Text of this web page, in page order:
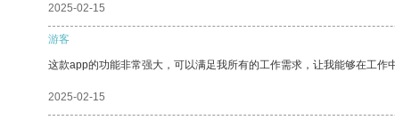
2025-02-15
游客
这款app的功能非常强大，可以满足我所有的工作需求，让我能够在工作
2025-02-15